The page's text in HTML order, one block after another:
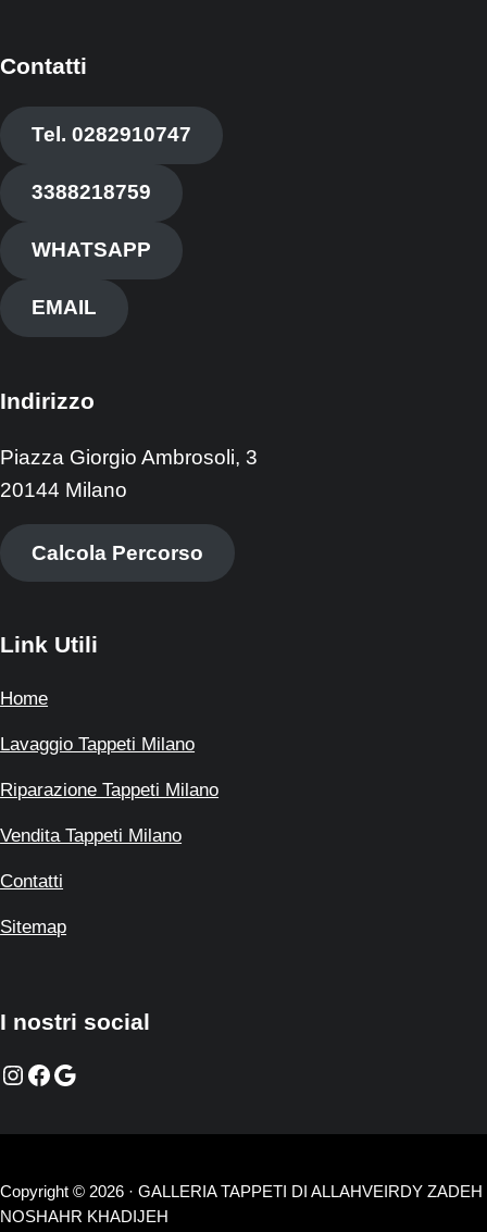
Contatti
Tel. 0282910747
3388218759
WHATSAPP
EMAIL
Indirizzo
Piazza Giorgio Ambrosoli, 3
20144 Milano
Calcola Percorso
Link Utili
Home
Lavaggio Tappeti Milano
Riparazione Tappeti Milano
Vendita Tappeti Milano
Contatti
Sitemap
I nostri social
Instagram
Facebook
Google
Copyright © 2026 · GALLERIA TAPPETI DI ALLAHVEIRDY ZADEH
NOSHAHR KHADIJEH